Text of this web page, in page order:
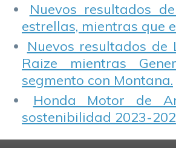
Nuevos resultados
estrellas, mientras que
Nuevos resultados de
Raize mientras
segmento con Montana.
Honda Motor de
sostenibilidad 2023-